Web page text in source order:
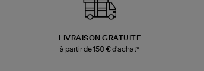
LIVRAISON GRATUITE
à partir de 150 € d'achat*